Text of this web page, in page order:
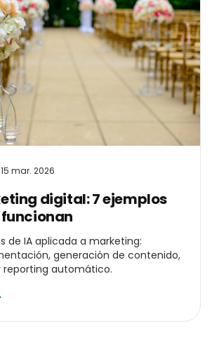
15 mar. 2026
digital: 7 ejemplos
de IA aplicada a marketing:
generación de contenido,
reporting automático.